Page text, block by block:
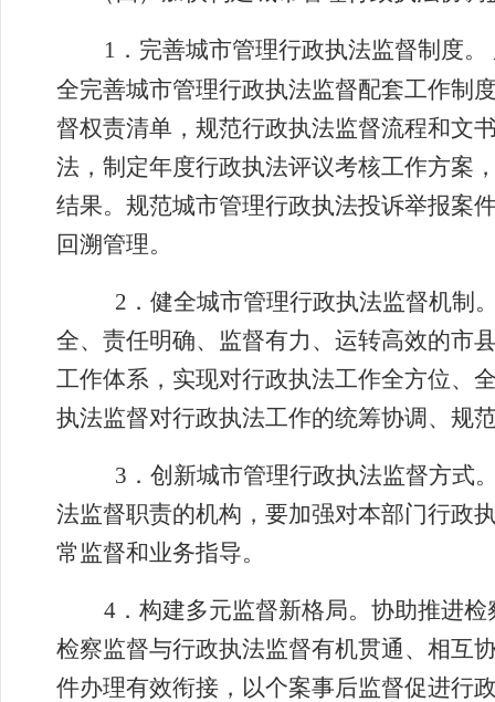
1 ． 完善城市管理行政执法监督制度。
全完善城市管理行政执法监督配套工作制
督权责清单，规范行政执法监督流程和文
法，制定年度行政执法评议考核工作方案
结果。规范城市管理行政执法投诉举报案
回溯管理。
2 ．健全城市管理行政执法监督机制
全、责任明确、监督有力、运转高效的市
工作体系，实现对行政执法工作全方位、
执法监督对行政执法工作的统筹协调、规
3 ．创新城市管理行政执法监督方式
法监督职责的机构，要加强对本部门行政
常监督和业务指导。
4． 构建多元监督新格局。协助推进
检察监督与行政执法监督有机贯通、相互
件办理有效衔接， 以个案事后监督促进行